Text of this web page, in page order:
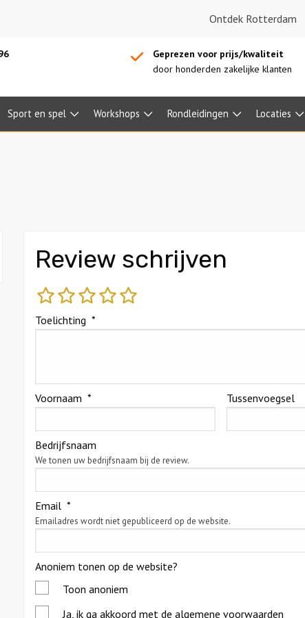
Ontdek Rotterdam
Geprezen voor prijs/kwaliteit
door honderden zakelijke klanten
Sport en spel Workshops Rondleidingen Locaties
Review schrijven
slechtmatiggemiddeld
goed
Toelichting *
Voornaam * Tussenvoegsel
Bedrijfsnaam
We tonen uw bedrijfsnaam bij de review.
Email *
Emailadres wordt niet gepubliceerd op de website.
Anoniem tonen op de website?
Toon anoniem
*
Ja, ik ga akkoord met de algemene voorwaarden